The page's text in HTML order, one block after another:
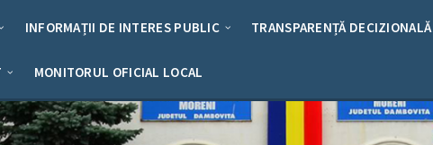
INFORMAȚII DE INTERES PUBLIC TRANSPARENȚĂ DECIZIONALĂ
MONITORUL OFICIAL LOCAL